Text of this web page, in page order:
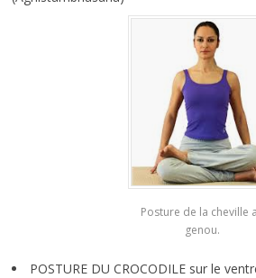
Posture de la cheville
genou.
POSTURE DU CROCODILE sur le